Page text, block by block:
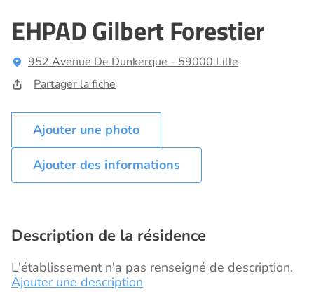
EHPAD Gilbert Forestier
952 Avenue De Dunkerque - 59000 Lille
Partager la fiche
Ajouter des informations
Description de la résidence
L'établissement n'a pas renseigné de description.
Ajouter une description